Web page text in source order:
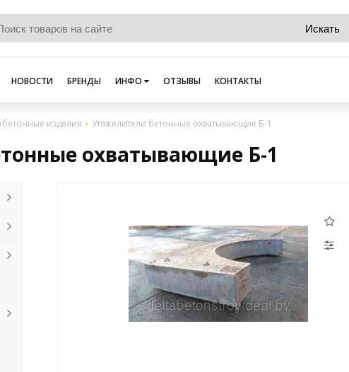
НОВОСТИ БРЕНДЫ ИНФО ОТЗЫВЫ КОНТАКТЫ
изделия Утяжелители бетонные охватывающие Б-1
охватывающие Б-1